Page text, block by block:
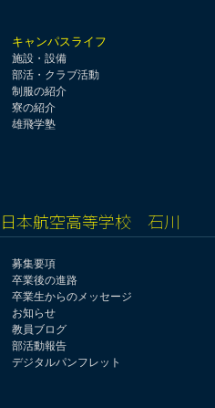
キャンパスライフ
施設・設備
部活・クラブ活動
制服の紹介
寮の紹介
雄飛学塾
日本航空高等学校 石川
募集要項
卒業後の進路
卒業生からのメッセージ
お知らせ
教員ブログ
部活動報告
デジタルパンフレット